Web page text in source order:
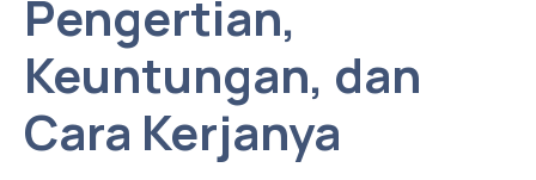
Pengertian,
Keuntungan, dan
Cara Kerjanya